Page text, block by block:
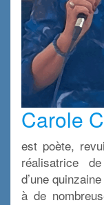
Carole
est poète,
réalisatrice
d’une
à de